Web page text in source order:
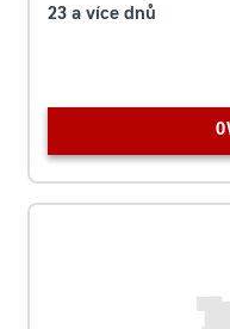
23 a více dnů